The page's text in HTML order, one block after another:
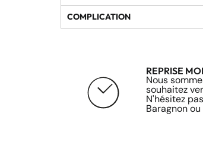
COMPLICATION
REPRISE
Nous
souhaitez
N'hésitez
Baragnon